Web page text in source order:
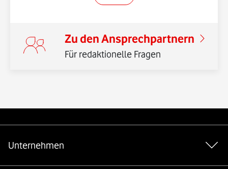
Zu den Ansprechpartnern
Für redaktionelle Fragen
Unternehmen